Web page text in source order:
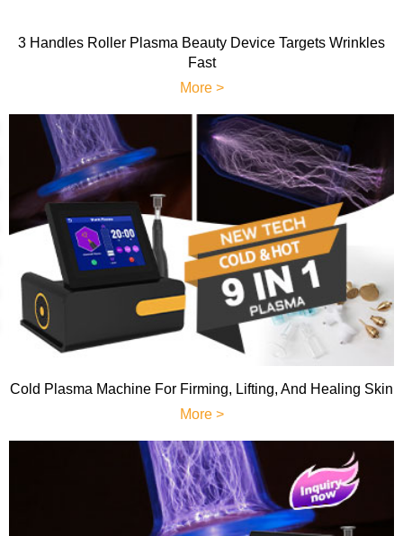
3 Handles Roller Plasma Beauty Device Targets Wrinkles
Fast
More >
Cold Plasma Machine For Firming, Lifting, And Healing Skin
More >